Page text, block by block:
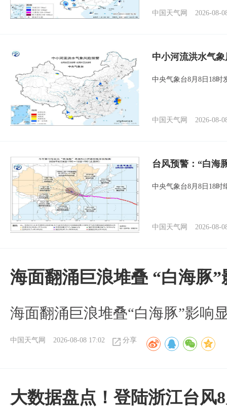
中国天气网 2026-08-
中小河流洪水气
中央气象台8月8日18时
中国天气网 2026-08-
台风预警：“白海
中央气象台8月8日18时
中国天气网 2026-08-
海面翻涌巨浪堆叠 “白海豚”
海面翻涌巨浪堆叠“白海豚”影响
中国天气网 2026-08-08 17:02 分享
大数据盘点！登陆浙江台风